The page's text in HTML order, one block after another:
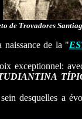
de Trovadores
de la "
exceptionnel:
desquelles a